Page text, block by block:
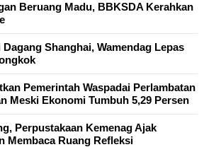
Beruang Madu, BBKSDA Kerahkan
Shanghai, Wamendag Lepas
Pemerintah Waspadai Perlambatan
Meski Ekonomi Tumbuh 5,29 Persen
Perpustakaan Kemenag Ajak
Membaca Ruang Refleksi